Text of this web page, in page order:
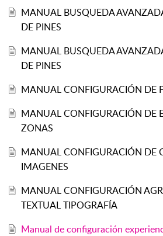
MANUAL BUSQUEDA
DE PINES
MANUAL BUSQUEDA
DE PINES
MANUAL CONFIGURACIÓN DE
MANUAL CONFIGURACIÓN DE
ZONAS
MANUAL CONFIGURACIÓN DE
IMAGENES
MANUAL CONFIGURACIÓN
TEXTUAL TIPOGRAFÍA
Manual de configuración